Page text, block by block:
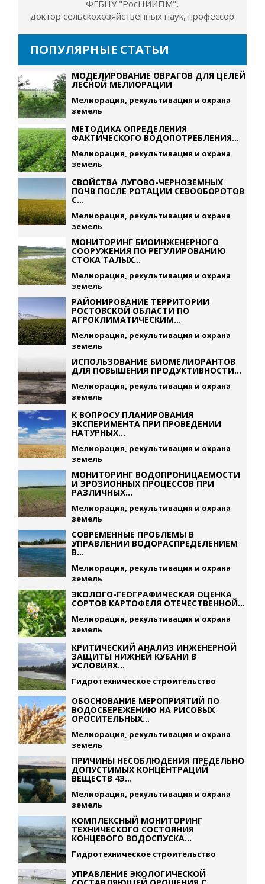
ФГБНУ "РосНИИПМ",
доктор сельскохозяйственных наук, профессор
ПОПУЛЯРНЫЕ СТАТЬИ
МОДЕЛИРОВАНИЕ ОВРАГОВ ДЛЯ ЦЕЛЕЙ
ЛЕСНОЙ МЕЛИОРАЦИИ
Мелиорация, рекультивация и охрана
земель
МЕТОДИКА ОПРЕДЕЛЕНИЯ
ФАКТИЧЕСКОГО ВОДОПОТРЕБЛЕНИЯ...
Мелиорация, рекультивация и охрана
земель
СВОЙСТВА ЛУГОВО-ЧЕРНОЗЕМНЫХ
ПОЧВ ПОСЛЕ РОТАЦИИ СЕВООБОРОТОВ
С...
Мелиорация, рекультивация и охрана
земель
МОНИТОРИНГ БИОИНЖЕНЕРНОГО
СООРУЖЕНИЯ ПО РЕГУЛИРОВАНИЮ
СТОКА ТАЛЫХ...
Мелиорация, рекультивация и охрана
земель
РАЙОНИРОВАНИЕ ТЕРРИТОРИИ
РОСТОВСКОЙ ОБЛАСТИ ПО
АГРОКЛИМАТИЧЕСКИМ...
Мелиорация, рекультивация и охрана
земель
ИСПОЛЬЗОВАНИЕ БИОМЕЛИОРАНТОВ
ДЛЯ ПОВЫШЕНИЯ ПРОДУКТИВНОСТИ...
Мелиорация, рекультивация и охрана
земель
К ВОПРОСУ ПЛАНИРОВАНИЯ
ЭКСПЕРИМЕНТА ПРИ ПРОВЕДЕНИИ
НАТУРНЫХ...
Мелиорация, рекультивация и охрана
земель
МОНИТОРИНГ ВОДОПРОНИЦАЕМОСТИ
И ЭРОЗИОННЫХ ПРОЦЕССОВ ПРИ
РАЗЛИЧНЫХ...
Мелиорация, рекультивация и охрана
земель
СОВРЕМЕННЫЕ ПРОБЛЕМЫ В
УПРАВЛЕНИИ ВОДОРАСПРЕДЕЛЕНИЕМ
В...
Мелиорация, рекультивация и охрана
земель
ЭКОЛОГО-ГЕОГРАФИЧЕСКАЯ ОЦЕНКА
СОРТОВ КАРТОФЕЛЯ ОТЕЧЕСТВЕННОЙ...
Мелиорация, рекультивация и охрана
земель
КРИТИЧЕСКИЙ АНАЛИЗ ИНЖЕНЕРНОЙ
ЗАЩИТЫ НИЖНЕЙ КУБАНИ В
УСЛОВИЯХ...
Гидротехническое строительство
ОБОСНОВАНИЕ МЕРОПРИЯТИЙ ПО
ВОДОСБЕРЕЖЕНИЮ НА РИСОВЫХ
ОРОСИТЕЛЬНЫХ...
Мелиорация, рекультивация и охрана
земель
ПРИЧИНЫ НЕСОБЛЮДЕНИЯ ПРЕДЕЛЬНО
ДОПУСТИМЫХ КОНЦЕНТРАЦИЙ
ВЕЩЕСТВ 4Э...
Мелиорация, рекультивация и охрана
земель
КОМПЛЕКСНЫЙ МОНИТОРИНГ
ТЕХНИЧЕСКОГО СОСТОЯНИЯ
КОНЦЕВОГО ВОДОСПУСКА...
Гидротехническое строительство
УПРАВЛЕНИЕ ЭКОЛОГИЧЕСКОЙ